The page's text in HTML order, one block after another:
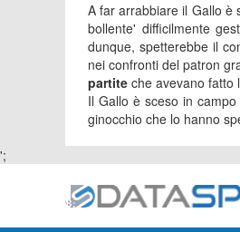
A far arrabbiare il Gallo è
bollente' difficilmente
dunque, spetterebbe il
nei confronti del patron
partiteche avevano fatto
Il Gallo è sceso in
ginocchio che lo hanno
';